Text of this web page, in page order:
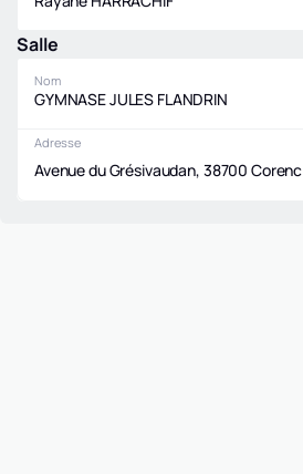
Salle
Nom
GYMNASE JULES FLANDRIN
Adresse
Avenue du Grésivaudan, 38700 Corenc